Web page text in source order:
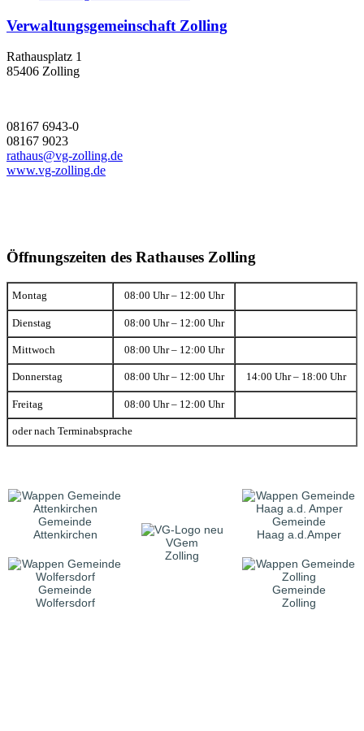
Verwaltungsgemeinschaft Zolling
Rathausplatz 1
85406 Zolling
08167 6943-0
08167 9023
rathaus@vg-zolling.de
www.vg-zolling.de
Öffnungszeiten des Rathauses Zolling
Montag 08:00 Uhr – 12:00 Uhr
Dienstag 08:00 Uhr – 12:00 Uhr
Mittwoch 08:00 Uhr – 12:00 Uhr
Donnerstag 08:00 Uhr – 12:00 Uhr 14:00 Uhr – 18:00 Uhr
Freitag 08:00 Uhr – 12:00 Uhr
oder nach Terminabsprache
Gemeinde
Attenkirchen
VGem
Zolling
Gemeinde
Haag a.d.Amper
Gemeinde
Wolfersdorf
Gemeinde
Zolling